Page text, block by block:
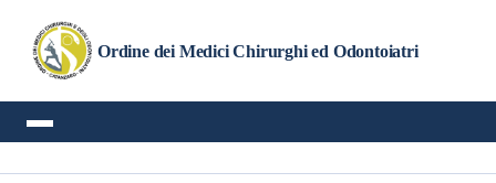
Ordine dei Medici Chirurghi ed Odontoiatri